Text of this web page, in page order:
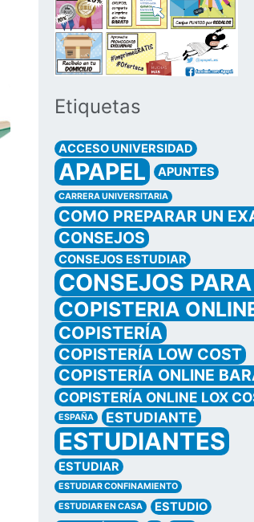
Etiquetas
ACCESO UNIVERSIDAD
APAPEL APUNTES
CARRERA UNIVERSITARIA
COMO PREPARAR UN
CONSEJOS
CONSEJOS ESTUDIAR
CONSEJOS
COPISTERIA
COPISTERÍA
COPISTERÍA LOW COST
COPISTERÍA ONLINE
COPISTERÍA ONLINE LOX
ESPAÑA ESTUDIANTE
ESTUDIANTES
ESTUDIAR
ESTUDIAR CONFINAMIENTO
ESTUDIAR EN CASA
ESTUDIO